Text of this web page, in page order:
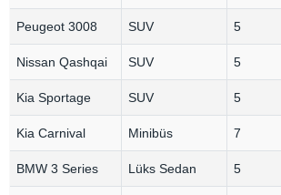
Peugeot 3008 SUV 5
Nissan Qashqai SUV 5
Kia Sportage SUV 5
Kia Carnival Minibüs 7
BMW 3 Series Lüks Sedan 5